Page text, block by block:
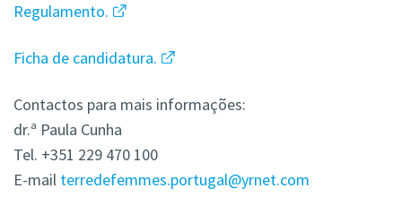
Regulamento.
Ficha de candidatura.
Contactos para mais informações:
dr.ª Paula Cunha
Tel. +351 229 470 100
E-mail terredefemmes.portugal@yrnet.com